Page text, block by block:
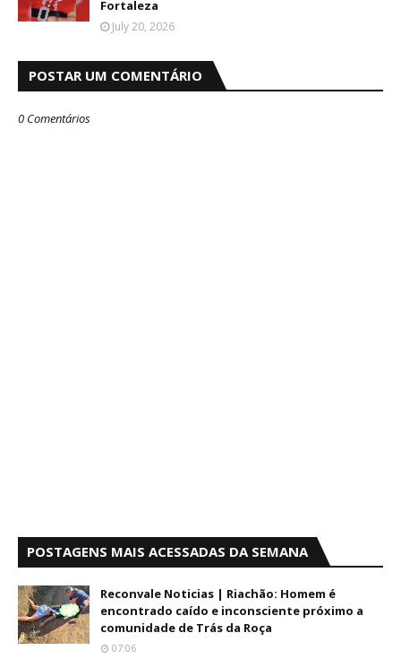
Fortaleza
July 20, 2026
POSTAR UM COMENTÁRIO
0 Comentários
POSTAGENS MAIS ACESSADAS DA SEMANA
Reconvale Noticias | Riachão: Homem é
encontrado caído e inconsciente próximo a
comunidade de Trás da Roça
07:06